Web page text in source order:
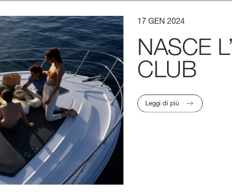
17 GEN 2024
NASCE
CLUB
Leggi di più